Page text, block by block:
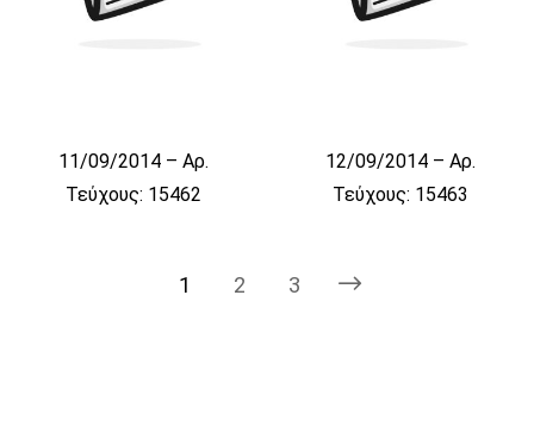
11/09/2014 – Αρ.
Τεύχους: 15462
12/09/2014 – Αρ.
Τεύχους: 15463
1 2 3